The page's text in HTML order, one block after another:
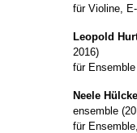
für Violine,
Leopold
2016)
für
Neele
ensemble
für